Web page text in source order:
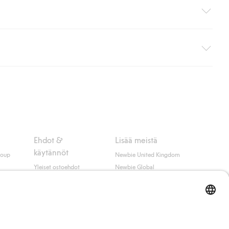
(ei koske kotiinkuljetusta). Toimituskulut
Ehdot &
käytännöt
Yleiset ostoehdot
Lisää meistä
Newbie United Kingdom
Newbie Global